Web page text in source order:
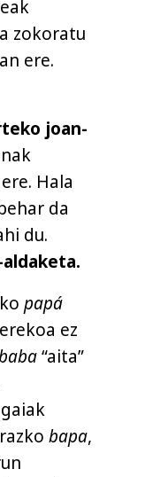
zokoratu
ere.
joan-
Hala
da
du.
papá
ez
“aita”
bapa,